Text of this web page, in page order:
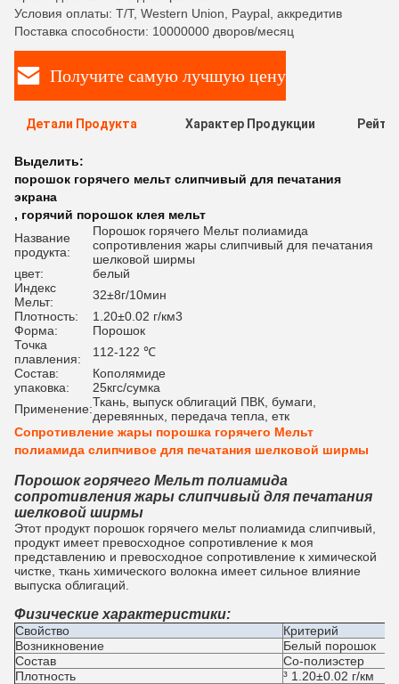
Условия оплаты: T/T, Western Union, Paypal, аккредитив
Поставка способности: 10000000 дворов/месяц
Получите самую лучшую цену
Детали Продукта Характер Продукции
Выделить:
порошок горячего мельт слипчивый для печатания
экрана
, горячий порошок клея мельт
Название
продукта:
Порошок горячего Мельт полиамида
сопротивления жары слипчивый для печатания
шелковой ширмы
цвет:
белый
Индекс
Мельт:
32±8г/10мин
Плотность:
1.20±0.02 г/км3
Форма:
Порошок
Точка
плавления:
112-122 ℃
Состав:
Кополямиде
упаковка:
25кгс/сумка
Применение:Ткань, выпуск облигаций ПВК, бумаги,
деревянных, передача тепла, етк
Сопротивление жары порошка горячего Мельт
полиамида слипчивое для печатания шелковой ширмы
Порошок горячего Мельт полиамида
сопротивления жары слипчивый для печатания
шелковой ширмы
Этот продукт порошок горячего мельт полиамида слипчивый,
продукт имеет превосходное сопротивление к моя
представлению и превосходное сопротивление к химической
чистке, ткань химического волокна имеет сильное влияние
выпуска облигаций.
Физические характеристики:
Свойство
Критерий
Возникновение
Белый порошок
Состав
Со-полиэстер
Плотность
³ 1.20±0.02 г/км